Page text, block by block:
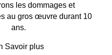
les dommages et
au gros œuvre durant 10
ans.
Savoir plus